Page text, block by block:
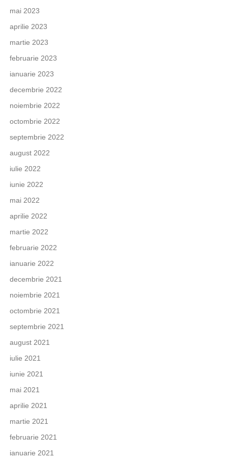
mai 2023
aprilie 2023
martie 2023
februarie 2023
ianuarie 2023
decembrie 2022
noiembrie 2022
octombrie 2022
septembrie 2022
august 2022
iulie 2022
iunie 2022
mai 2022
aprilie 2022
martie 2022
februarie 2022
ianuarie 2022
decembrie 2021
noiembrie 2021
octombrie 2021
septembrie 2021
august 2021
iulie 2021
iunie 2021
mai 2021
aprilie 2021
martie 2021
februarie 2021
ianuarie 2021